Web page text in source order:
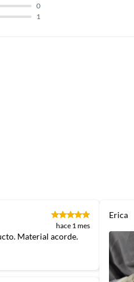
1
0
hace 1 mes
Material acorde.
Erica